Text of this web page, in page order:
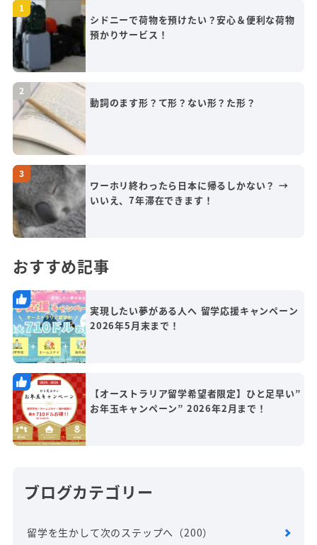
シドニーで荷物を預けたい？安心＆便利な荷物
預かりサービス！
動詞のます形？て形？ない形？た形？
ワーホリ終わったら日本に帰るしかない？ →
いいえ、7年滞在できます！
おすすめ記事
実現したい夢がある人へ 留学応援キャンペーン
2026年5月末まで！
【オーストラリア留学希望者限定】ひと足早い”
お年玉キャンペーン” 2026年2月まで！
ブログカテゴリー
留学を生かして次のステップへ （200）